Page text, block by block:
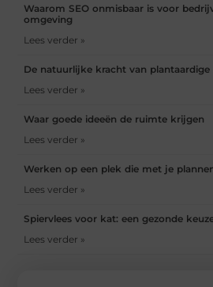
Waarom SEO onmisbaar is voor
omgeving
Lees verder »
De natuurlijke kracht van plantaardige
Lees verder »
Waar goede ideeën de ruimte krijgen
Lees verder »
Werken op een plek die met je
Lees verder »
Spiervlees voor kat: een gezonde
Lees verder »